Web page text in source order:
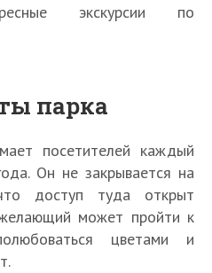
экскурсии по
парка
посетителей каждый
Он не закрывается на
доступ туда открыт
может пройти к
цветами и